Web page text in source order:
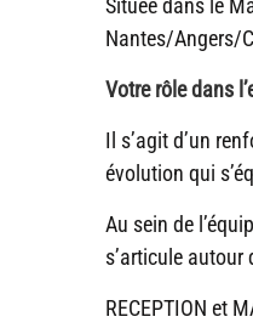
Située dans le
Nantes/Angers/
Votre rôle dans
Il s’agit d’un
évolution qui
Au sein de
s’articule autour
RECEPTION et